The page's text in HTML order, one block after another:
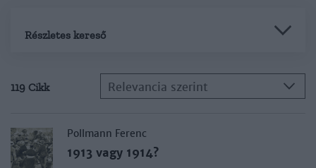
Részletes kereső
119 Cikk Relevancia szerint
Pollmann Ferenc
1913 vagy 1914?